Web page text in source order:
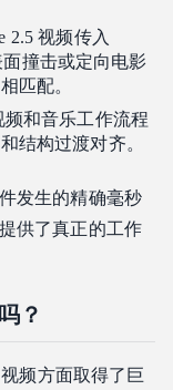
2.5 视频传入
撞击或定向电影
匹配。
和音乐工作流程
结构过渡对齐。
发生的精确毫秒
供了真正的工作
？
频方面取得了巨